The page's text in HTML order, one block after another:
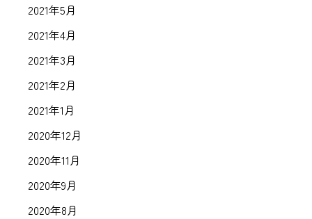
2021年5月
2021年4月
2021年3月
2021年2月
2021年1月
2020年12月
2020年11月
2020年9月
2020年8月